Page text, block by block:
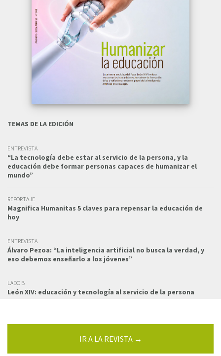
TEMAS DE LA EDICIÓN
ENTREVISTA
“La tecnología debe estar al servicio de la persona, y la
educación debe formar personas capaces de humanizar el
mundo”
REPORTAJE
Magnifica Humanitas 5 claves para repensar la educación de
hoy
ENTREVISTA
Álvaro Pezoa: “La inteligencia artificial no busca la verdad, y
eso debemos enseñarlo a los jóvenes”
LADO B
León XIV: educación y tecnología al servicio de la persona
IR A LA REVISTA →